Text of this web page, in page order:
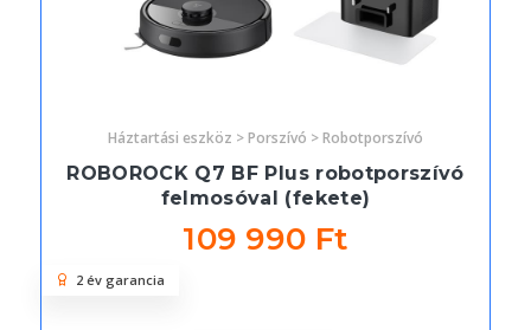
Háztartási eszköz > Porszívó > Robotporszívó
ROBOROCK Q7 BF Plus robotporszívó
felmosóval (fekete)
109 990 Ft
2 év garancia